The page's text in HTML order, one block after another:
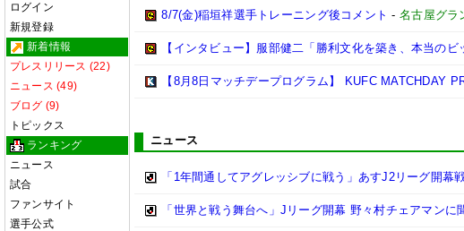
ログイン
新規登録
新着情報
プレスリリース (22)
ニュース (49)
ブログ (9)
トピックス
ランキング
ニュース
試合
ファンサイト
選手公式
8/7(金)稲垣祥選手トレーニング後コメント - 名古屋グラ
【インタビュー】服部健二「勝利文化を築き、本当のビ
【8月8日マッチデープログラム】 KUFC MATCHDAY
ニュース
「1年間通してアグレッシブに戦う」あすJ2リーグ開
「世界と戦う舞台へ」Jリーグ開幕 野々村チェアマンに